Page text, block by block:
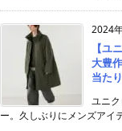
2024
【ユ
大豊
当た
ユニ
ー。久しぶりにメンズアイ